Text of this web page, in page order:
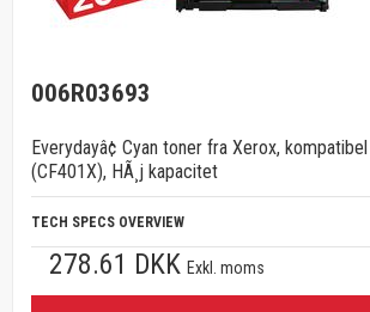
006R03693
Everydayâ¢ Cyan toner fra Xerox,
(CF401X), HÃ¸j kapacitet
TECH SPECS OVERVIEW
278.61 DKK Exkl. moms